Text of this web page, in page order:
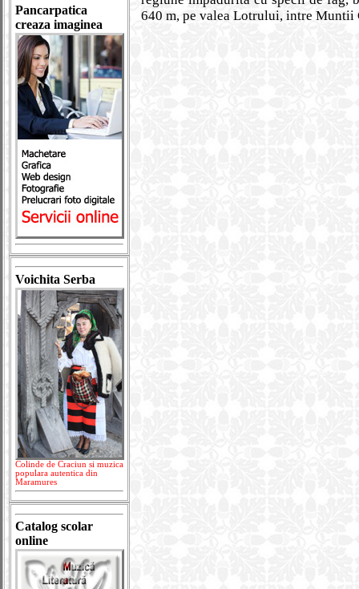
Pancarpatica
creaza imaginea
Voichita Serba
Colinde de Craciun si muzica
populara autentica din
Maramures
Catalog scolar
online
640 m, pe valea Lotrului, intre